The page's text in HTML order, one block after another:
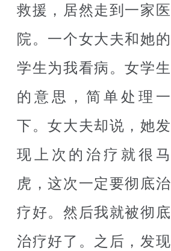
救援，居然走到一家医
院。一个女大夫和她的
学生为我看病。女学生
的意思，简单处理一
下。女大夫却说，她发
现上次的治疗就很马
虎，这次一定要彻底治
疗好。然后我就被彻底
治疗好了。之后，发现